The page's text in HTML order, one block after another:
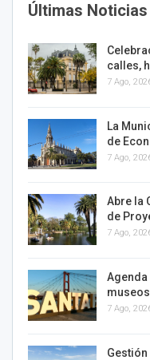
Últimas Noticias
calles,
7 Ago,
La
de
7 Ago,
Abre la
de
7 Ago,
Agenda
7 Ago,